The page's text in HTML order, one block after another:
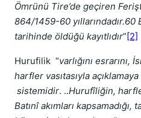
Ömrünü Tire’de geçiren
864/1459-60 yıllarındadır.60
tarihinde öldüğü kayıtlıdır”[2]
Hurufilik “varlığını esrarını,
harfler vasıtasıyla
sistemidir. ..Hurufîliğin,
Batınî akımları